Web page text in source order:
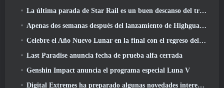
La última parada de Star Rail es un buen descanso del trauma
Apenas dos semanas después del lanzamiento de Highguard, Wildlight Entertainment anuncia despidos
Celebre el Año Nuevo Lunar en la final con el regreso del 'Modo Bank It'
Last Paradise anuncia fecha de prueba alfa cerrada
Genshin Impact anuncia el programa especial Luna V
Digital Extremes ha preparado algunas novedades interesantes para celebrar el Año Nuevo Lunar en Warframe